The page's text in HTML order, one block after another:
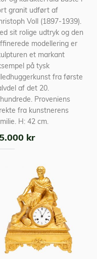
granit udført af
Voll (1897-1939).
sit rolige udtryk og den
modellering er
et markant
på tysk
fra første
af det 20.
Proveniens
fra kunstnerens
H: 42 cm.
kr